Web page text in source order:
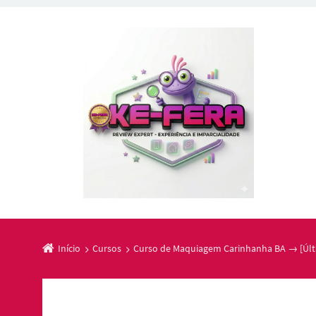
Início Cursos Curso de Maquiagem Carinhanha BA →